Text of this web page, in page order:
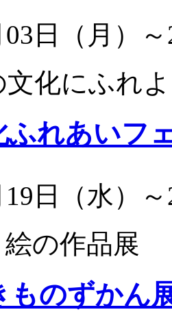
03日（月）
化にふれ
ふれあいフ
19日（水）
の作品展
ものずかん